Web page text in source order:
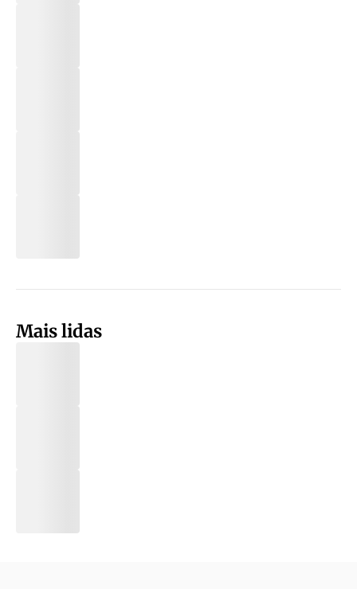
Mais lidas